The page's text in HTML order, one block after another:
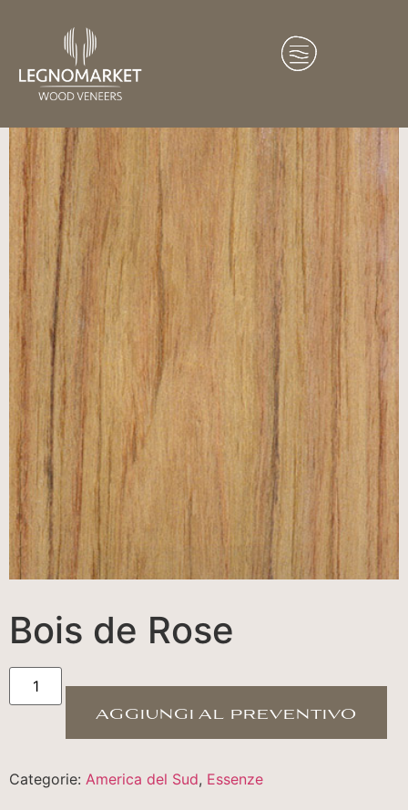
Bois de Rose
aggiungi al preventivo
Categorie: America del Sud, Essenze